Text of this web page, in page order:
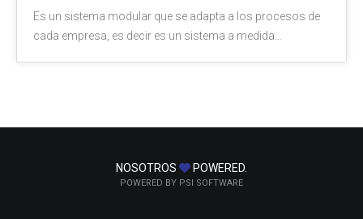
Es un sistema modular que se adapta a los procesos de
cada empresa, es decir es un sistema a medida…
NOSOTROS POWERED.
POWERED BY PSI SOFTWARE